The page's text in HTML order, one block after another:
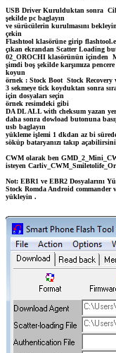
USB Driver Kurulduktan sonra
şekilde pc baglayın
ve sürücülerin kurulmasını
çekin
Flashtool klasörüne girip
çıkan ekrandan Scatter Loading
02_OROCHI klasörünün içinden
şimdi boş şekilde karşımıza
koyun
örnek : Stock Boot Stock Recovery
3 sekmeye tick koyduktan sonra
için dosyaları seçin
örnek resimdeki gibi
DA DL ALL with cheksum yazan
daha sonra dowload butonuna
usb baglayın
yükleme işlemi 1 dkdan az bi
söküp bataryanızı takıp
CWM olarak ben
isteyen
Not: EBR1 ve EBR2 Dosyalarını
Stock Romda Android commander
yükleyin .